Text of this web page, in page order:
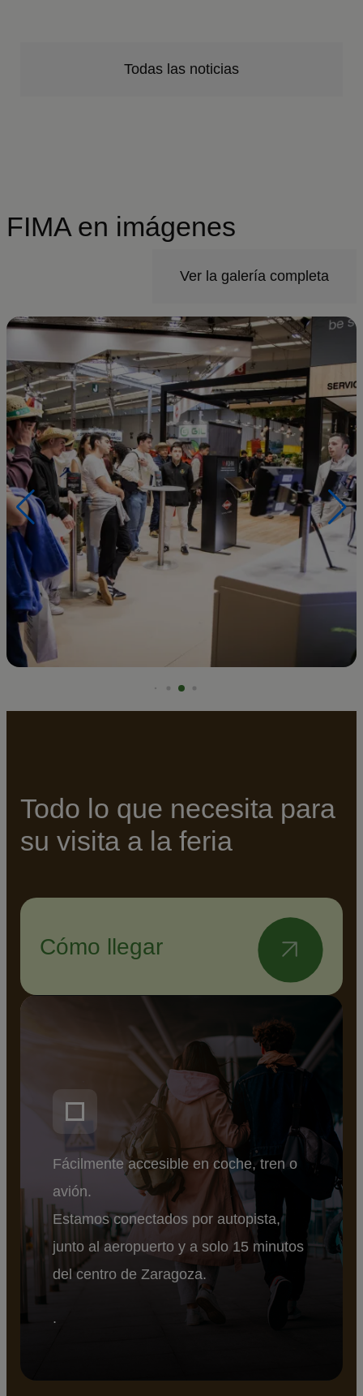
Todas las noticias
FIMA en imágenes
Ver la galería completa
Imagen
Todo lo que necesita para
su visita a la feria
Cómo llegar
Fácilmente accesible en coche, tren o
avión.
Estamos conectados por autopista,
junto al aeropuerto y a solo 15 minutos
del centro de Zaragoza.
.